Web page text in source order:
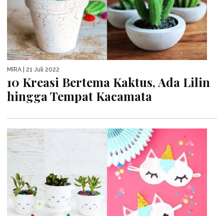
MIRA | 21 Juli 2022
10 Kreasi Bertema Kaktus, Ada Lilin
hingga Tempat Kacamata